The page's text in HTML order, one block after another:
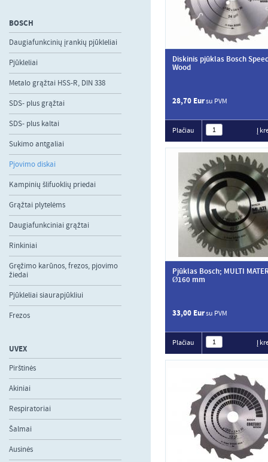
BOSCH
Daugiafunkcinių įrankių pjūkleliai
Pjūkleliai
Metalo grąžtai HSS-R, DIN 338
SDS- plus grąžtai
SDS- plus kaltai
Sukimo antgaliai
Pjovimo diskai
Kampinių šlifuoklių priedai
Grąžtai plytelėms
Daugiafunkciniai grąžtai
Rinkiniai
Gręžimo karūnos, frezos, pjovimo
žiedai
Pjūkleliai siaurapjūkliui
Frezos
UVEX
Pirštinės
Akiniai
Respiratoriai
Šalmai
Ausinės
Diskinis pjūklas Bosch
Wood
28,70 Eursu PVM
Plačiau Į
Pjūklas Bosch; MULTI
Ø160 mm
33,00 Eursu PVM
Plačiau Į